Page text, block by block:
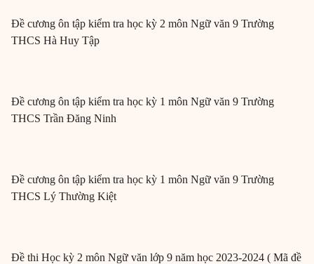
Đề cương ôn tập kiểm tra học kỳ 2 môn Ngữ văn 9 Trường
THCS Hà Huy Tập
Đề cương ôn tập kiểm tra học kỳ 1 môn Ngữ văn 9 Trường
THCS Trần Đăng Ninh
Đề cương ôn tập kiểm tra học kỳ 1 môn Ngữ văn 9 Trường
THCS Lý Thường Kiệt
Đề thi Học kỳ 2 môn Ngữ văn lớp 9 năm học 2023-2024 ( Mã đề